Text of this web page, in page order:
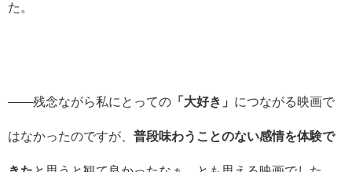
た。
――残念ながら私にとっての 「大好き」 につながる映画で
はなかったのですが、 普段味わうことのない感情を体験で